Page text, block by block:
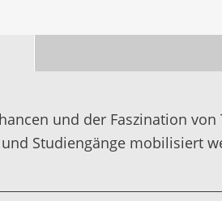
und der Faszination
Studiengänge mobilisiert